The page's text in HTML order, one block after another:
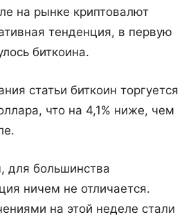
на рынке криптовалют
тенденция, в первую
биткоина.
статьи биткоин торгуется
что на 4,1% ниже, чем
для большинства
ничем не отличается.
на этой неделе стали